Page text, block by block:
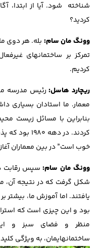
شناخته شود. آیا از ابتدا،
کردید؟
وونگ مان سام: بله. هر دوی
تمرکز بر ساختمانهای
کردیم.
ریچارد هاسل:رئیس مدرسه
معمار. ما استادان بسیاری
بنابراین با مسائل زیست
کردند. در
خوب است” در بین معماران
وونگ مان سام:سپس رقابت
شکل گرفت که در نتیجه آن،
یافتند. اما آموزش ما،
بود و این چیزی است که
منظر و فضای سبز و
ساختمانهایمان، به ویژگی